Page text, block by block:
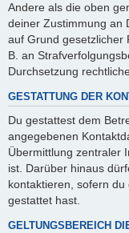
Andere als die oben
deiner Zustimmung an
auf Grund gesetzlicher
B. an
Durchsetzung
GESTATTUNG DER
Du gestattest dem
angegebenen
Übermittlung zentraler
ist. Darüber hinaus
kontaktieren, sofern
gestattet hast.
GELTUNGSBEREICH